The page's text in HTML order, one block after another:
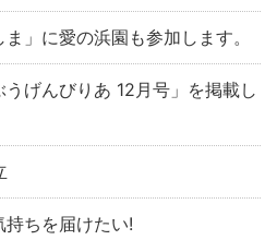
ま」に愛の浜園も参加します。
げんびりあ 12月号」を掲載し
ちを届けたい!